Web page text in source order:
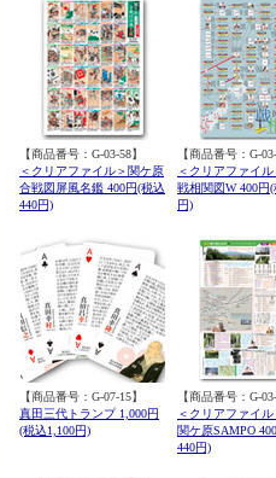
【商品番号：G-03-58】
＜クリアファイル＞関ケ原
合戦図屏風名鑑 400円(税込
440円)
【商品番号：G-
＜クリアファイ
戦相関図W 400円(
円)
【商品番号：G-07-15】
真田三代トランプ 1,000円
(税込1,100円)
【商品番号：G-
＜クリアファイ
関ケ原SAMPO
440円)